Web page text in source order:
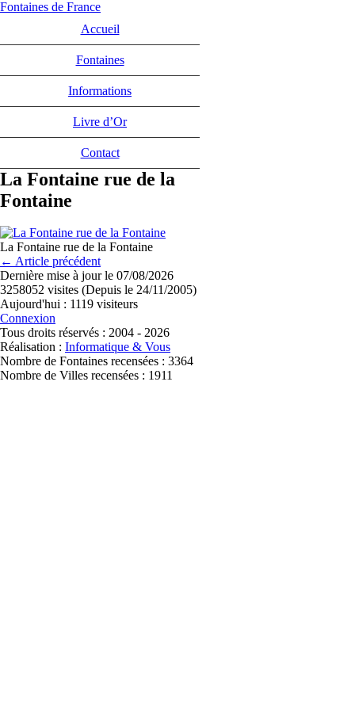
Fontaines de France
Accueil
Fontaines
Informations
Livre d’Or
Contact
La Fontaine rue de la
Fontaine
La Fontaine rue de la Fontaine
← Article précédent
Dernière mise à jour le 07/08/2026
3258052 visites (Depuis le 24/11/2005)
Aujourd'hui : 1119 visiteurs
Connexion
Tous droits réservés : 2004 - 2026
Réalisation : Informatique & Vous
Nombre de Fontaines recensées : 3364
Nombre de Villes recensées : 1911